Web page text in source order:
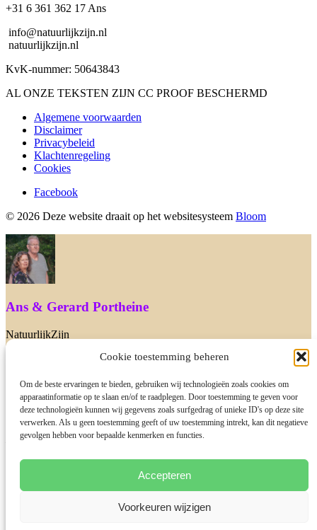
Cookie toestemming beheren
Om de beste ervaringen te bieden, gebruiken wij technologieën zoals cookies om
apparaatinformatie op te slaan en/of te raadplegen. Door toestemming te geven voor
deze technologieën kunnen wij gegevens zoals surfgedrag of unieke ID's op deze site
verwerken. Als u geen toestemming geeft of uw toestemming intrekt, kan dit negatieve
gevolgen hebben voor bepaalde kenmerken en functies.
Accepteren
Voorkeuren wijzigen
+31 6 361 362 17 Ans
info@natuurlijkzijn.nl
natuurlijkzijn.nl
KvK-nummer: 50643843
AL ONZE TEKSTEN ZIJN CC PROOF BESCHERMD
Algemene voorwaarden
Disclaimer
Privacybeleid
Klachtenregeling
Cookies
Facebook
© 2026 Deze website draait op het websitesysteem Bloom
Ans & Gerard Portheine
NatuurlijkZijn
We zijn er nu niet. Heb je een vraag dan mag je ons ook mailen via
Gerard in. Dat mag natuurlijk ook! Tot snel
Leuk je hier te zien!
Wij zijn Gerard & Ans van NatuurlijkZijn. Heb je een vraag dan
Wij proberen zo snel mogelijk te reageren!